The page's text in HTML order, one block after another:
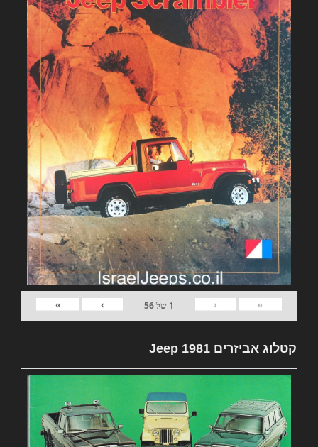
«
‹
1 של56
›
»
קטלוג אביזרים 1981 Jeep